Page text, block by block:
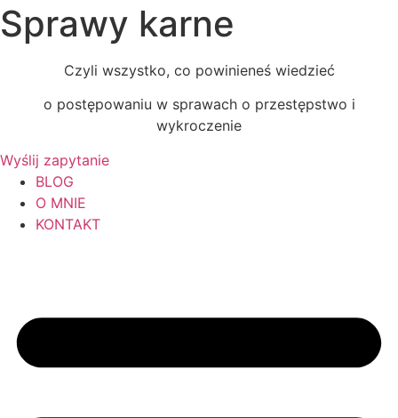
Sprawy karne
Czyli wszystko, co powinieneś wiedzieć
o postępowaniu w sprawach o przestępstwo i
wykroczenie
Wyślij zapytanie
BLOG
O MNIE
KONTAKT